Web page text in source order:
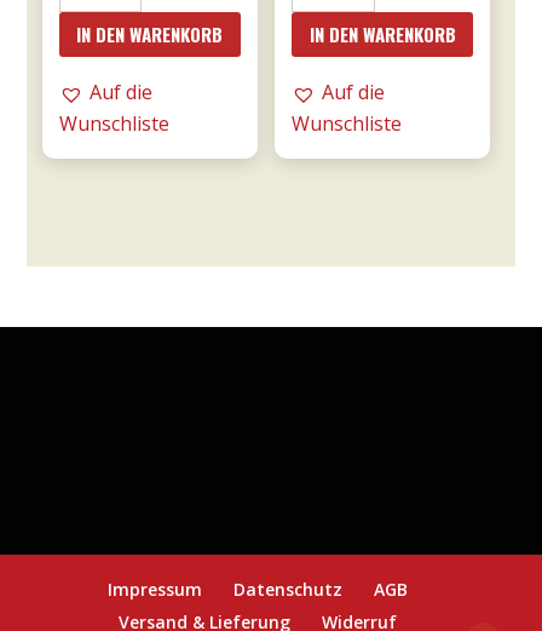
Ripasso
0,75l
DOC
-
IN DEN WARENKORB
Auf die
Wunschliste
Le
Fornaci
Rosé
0,75l
IN DEN WARENKORB
Auf die
Wunschliste
Impressum Datenschutz
AGB
Versand & Lieferung
Widerruf